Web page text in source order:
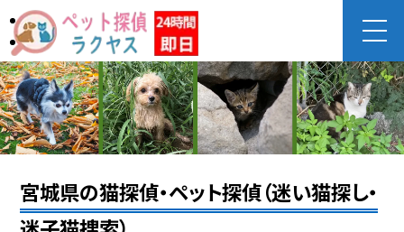
宮城県の猫探偵・ペット探偵（迷い猫探し・